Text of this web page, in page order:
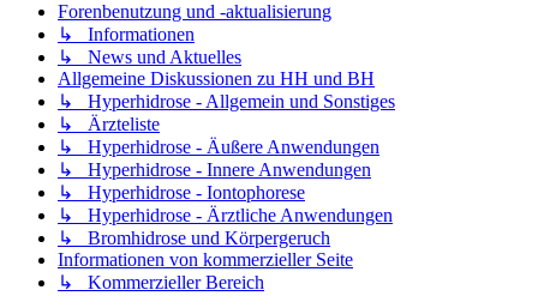
Forenbenutzung und -aktualisierung
↳ Informationen
↳ News und Aktuelles
Allgemeine Diskussionen zu HH und BH
↳ Hyperhidrose - Allgemein und Sonstiges
↳ Ärzteliste
↳ Hyperhidrose - Äußere Anwendungen
↳ Hyperhidrose - Innere Anwendungen
↳ Hyperhidrose - Iontophorese
↳ Hyperhidrose - Ärztliche Anwendungen
↳ Bromhidrose und Körpergeruch
Informationen von kommerzieller Seite
↳ Kommerzieller Bereich